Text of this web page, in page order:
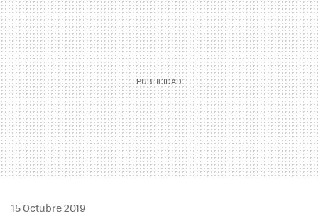
15 Octubre 2019